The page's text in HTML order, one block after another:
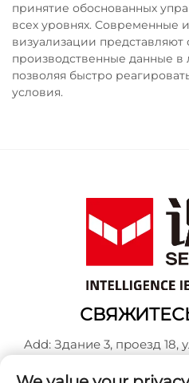
принятие обоснованных
всех уровнях. Современные
визуализации
производственные данные в
позволяя быстро
условия.
Add: Здание 3, проезд 18,